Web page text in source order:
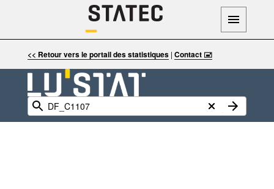
<< Retour vers le portail des statistiques| Contact 🖃